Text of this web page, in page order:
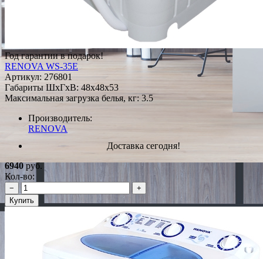
Год гарантии в подарок!
RENOVA WS-35E
Артикул: 276801
Габариты ШxГxВ: 48x48x53
Максимальная загрузка белья, кг: 3.5
Производитель:
RENOVA
Доставка сегодня!
6940руб.
Кол-во:
−
+
Купить